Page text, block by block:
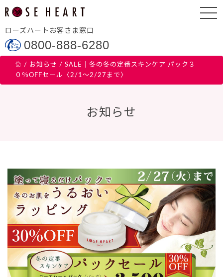
ローズハートお客さま窓口
0800-888-6280
/ お知らせ / SALE｜冬の冬の定番スキンケア パック３
０％OFFセール〈2/1～2/27まで〉
お知らせ